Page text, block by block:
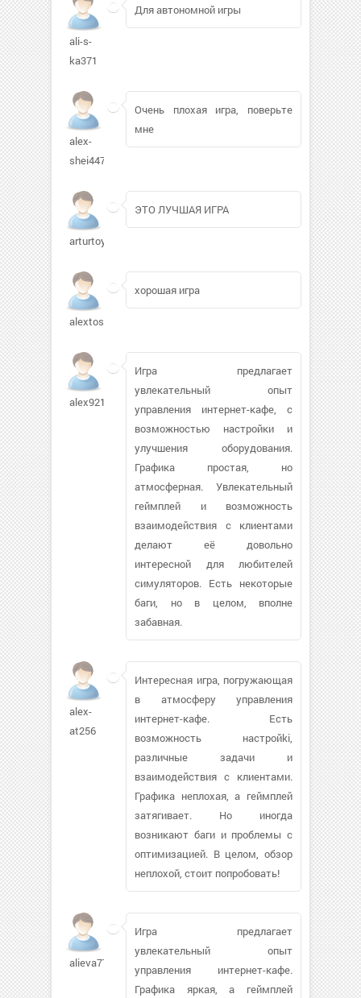
ali-s-
ka371
Для автономной игры
alex-
shei447
Очень плохая игра, поверьте
мне
arturtoy665
ЭТО ЛУЧШАЯ ИГРА
alextos
хорошая игра
alex9215
Игра предлагает
увлекательный опыт
управления интернет-кафе, с
возможностью настройки и
улучшения оборудования.
Графика простая, но
атмосферная. Увлекательный
геймплей и возможность
взаимодействия с клиентами
делают её довольно
интересной для любителей
симуляторов. Есть некоторые
баги, но в целом, вполне
забавная.
alex-
at256
Интересная игра, погружающая
в атмосферу управления
интернет-кафе. Есть
возможность настройki,
различные задачи и
взаимодействия с клиентами.
Графика неплохая, а геймплей
затягивает. Но иногда
возникают баги и проблемы с
оптимизацией. В целом, обзор
неплохой, стоит попробовать!
alieva77139
Игра предлагает
увлекательный опыт
управления интернет-кафе.
Графика яркая, а геймплей